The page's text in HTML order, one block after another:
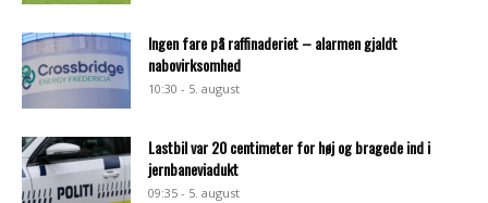
Ingen fare på raffinaderiet – alarmen gjaldt
nabovirksomhed
10:30 - 5. august
Lastbil var 20 centimeter for høj og bragede ind i
jernbaneviadukt
09:35 - 5. august